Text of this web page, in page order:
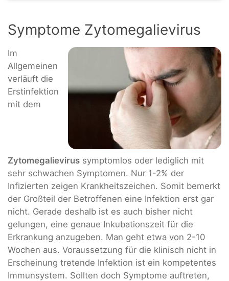
Symptome Zytomegalievirus
Im
Allgemeinen
verläuft die
Erstinfektion
mit dem
Zytomegalievirus symptomlos oder lediglich mit
sehr schwachen Symptomen. Nur 1-2% der
Infizierten zeigen Krankheitszeichen. Somit bemerkt
der Großteil der Betroffenen eine Infektion erst gar
nicht. Gerade deshalb ist es auch bisher nicht
gelungen, eine genaue Inkubationszeit für die
Erkrankung anzugeben. Man geht etwa von 2-10
Wochen aus. Voraussetzung für die klinisch nicht in
Erscheinung tretende Infektion ist ein kompetentes
Immunsystem. Sollten doch Symptome auftreten,